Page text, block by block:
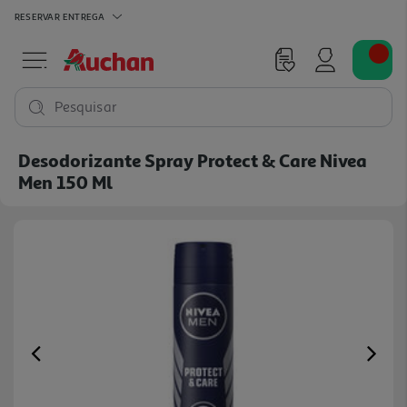
RESERVAR ENTREGA
Pesquisar
Desodorizante Spray Protect & Care Nivea
Men 150 Ml
Previous